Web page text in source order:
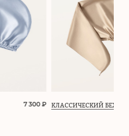
7 300 ₽ КЛАССИЧЕСКИЙ